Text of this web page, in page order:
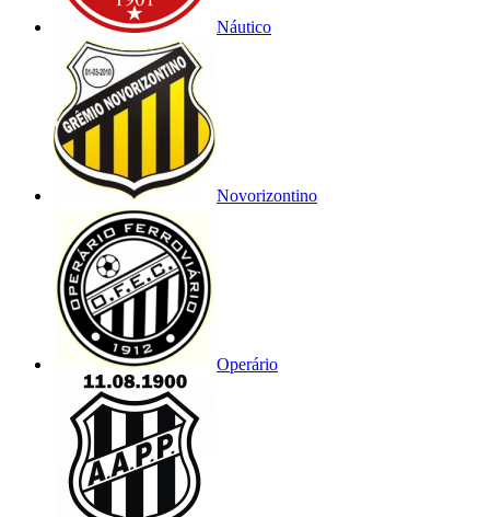
Náutico
Novorizontino
Operário